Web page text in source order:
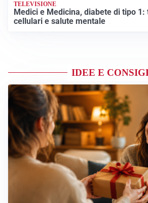
TELEVISIONE
Medici e Medicina, diabete di tipo
cellulari e salute mentale
IDEE E